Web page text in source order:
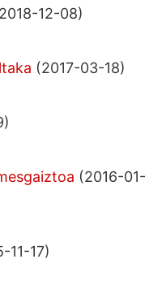
12-08)
(2017-03-18)
(2016-01-
11-17)